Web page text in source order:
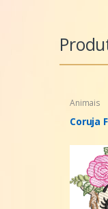
Animais
Coruja